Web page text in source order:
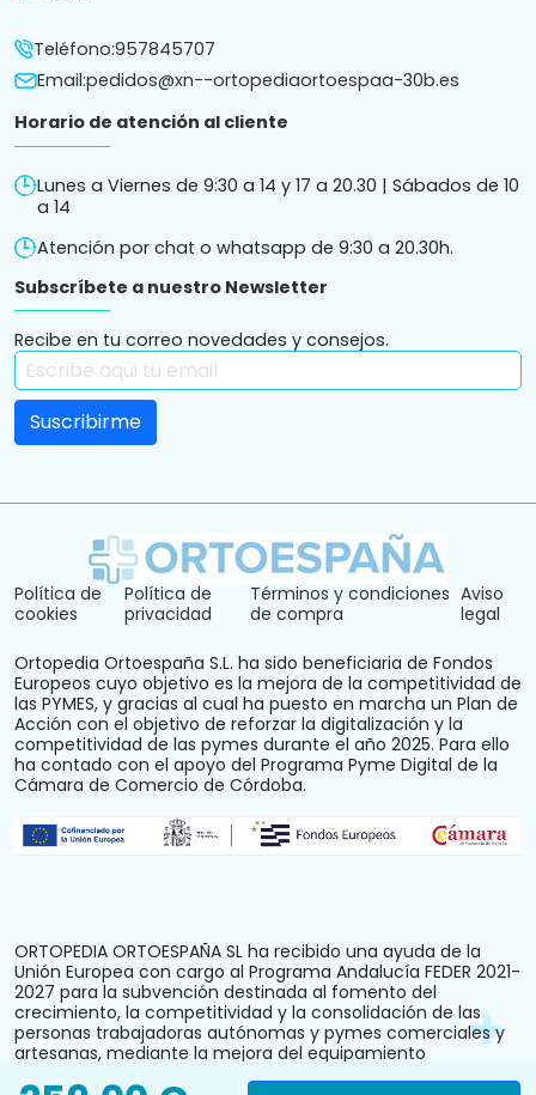
Teléfono:957845707
Email:pedidos@xn--ortopediaortoespaa-30b.es
Horario de atención al cliente
Lunes a Viernes de 9:30 a 14 y 17 a 20.30 | Sábados de 10
a 14
Atención por chat o whatsapp de 9:30 a 20.30h.
Subscríbete a nuestro Newsletter
Recibe en tu correo novedades y consejos.
Política de
cookies
Política de
privacidad
Términos y condiciones
de compra
Aviso
legal
Ortopedia Ortoespaña S.L. ha sido beneficiaria de Fondos
Europeos cuyo objetivo es la mejora de la competitividad de
las PYMES, y gracias al cual ha puesto en marcha un Plan de
Acción con el objetivo de reforzar la digitalización y la
competitividad de las pymes durante el año 2025. Para ello
ha contado con el apoyo del Programa Pyme Digital de la
Cámara de Comercio de Córdoba.
ORTOPEDIA ORTOESPAÑA SL ha recibido una ayuda de la
Unión Europea con cargo al Programa Andalucía FEDER 2021-
2027 para la subvención destinada al fomento del
crecimiento, la competitividad y la consolidación de las
personas trabajadoras autónomas y pymes comerciales y
artesanas, mediante la mejora del equipamiento